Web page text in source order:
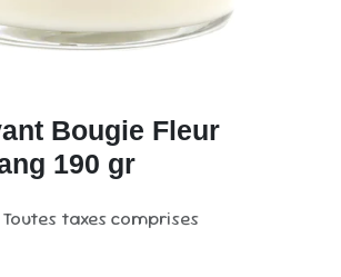
Bougie Fleur
190 gr
Toutes taxes comprises